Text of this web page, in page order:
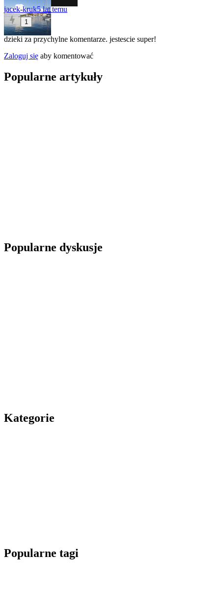
jacek-kruk5 lat temu
1
dzieki za przychylne komentarze. jestescie super!
Zaloguj się aby komentować
Popularne artykuły
Popularne dyskusje
Kategorie
Popularne tagi